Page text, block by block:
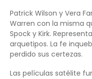
Patrick Wilson y Vera
Warren con la misma
Spock y Kirk.
arquetipos. La fe
perdido sus certezas.
Las películas satélite